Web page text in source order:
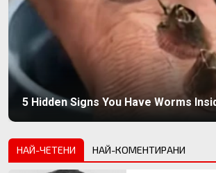
5 Hidden Signs You Have Worms
НАЙ-ЧЕТЕНИ НАЙ-КОМЕНТИРАНИ